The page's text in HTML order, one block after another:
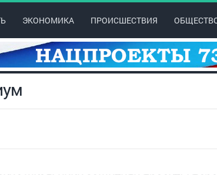
ЭКОНОМИКА ПРОИСШЕСТВИЯ